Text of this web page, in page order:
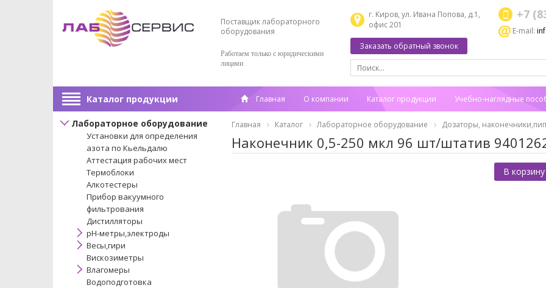
Поставщик лабораторного
оборудования
Работаем только с юридическими
лицами
г. Киров, ул. Ивана Попова, д.1,
офис 201
+7
E-mail:
Заказать обратный звонок
Каталог продукции Главная О компании Каталог продукции Учебно-наглядные
Лабораторное оборудование
Установки для определения
азота по Кьельдалю
Аттестация рабочих мест
Термоблоки
Алкотестеры
Прибор вакуумного
фильтрования
Дистилляторы
pH-метры,электроды
Весы,гири
Вискозиметры
Влагомеры
Водоподготовка
Главная Каталог Лабораторное оборудование Дозаторы,
Наконечник 0,5-250 мкл 96 шт/штатив
В корзину